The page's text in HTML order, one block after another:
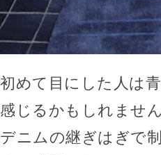
初めて目にした人は
感じるかもしれませ
デニムの継ぎはぎで